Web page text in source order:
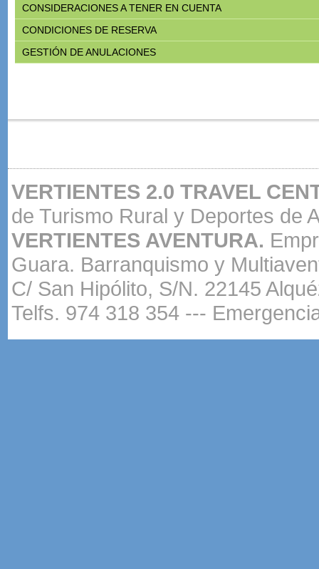
CONSIDERACIONES A TENER EN CUENTA
CONDICIONES DE RESERVA
GESTIÓN DE ANULACIONES
VERTIENTES 2.0 TRAVEL
de Turismo Rural y Deportes de
VERTIENTES AVENTURA.
Guara. Barranquismo y
C/ San Hipólito, S/N. 22145
Telfs. 974 318 354 ---